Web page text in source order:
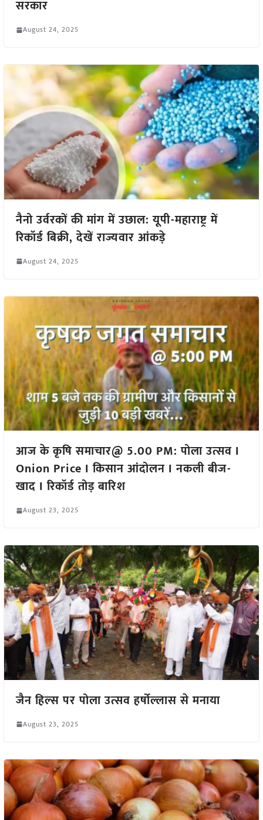
सरकार
August 24, 2025
नैनो उर्वरकों की मांग में उछाल: यूपी-महाराष्ट्र में
रिकॉर्ड बिक्री, देखें राज्यवार आंकड़े
August 24, 2025
आज के कृषि समाचार@ 5.00 PM: पोला उत्सव I
Onion Price I किसान आंदोलन I नकली बीज-
खाद I रिकॉर्ड तोड़ बारिश
August 23, 2025
जैन हिल्स पर पोला उत्सव हर्षोल्लास से मनाया
August 23, 2025